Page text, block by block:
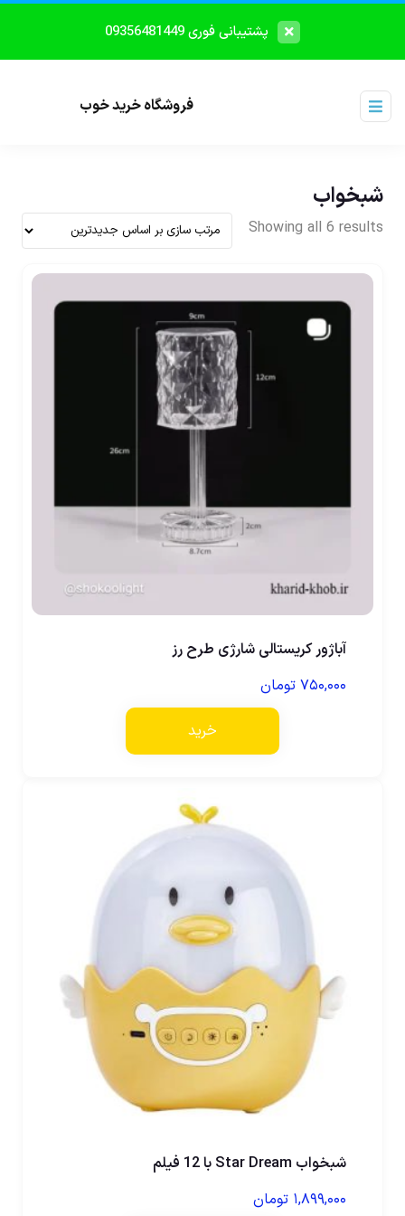
پشتیبانی فوری 09356481449
فروشگاه خرید خوب
شبخواب
Showing all 6 results
آباژور کریستالی شارژی طرح رز
۷۵۰,۰۰۰ تومان
خرید
شبخواب Star Dream با 12 فیلم
۱,۸۹۹,۰۰۰ تومان